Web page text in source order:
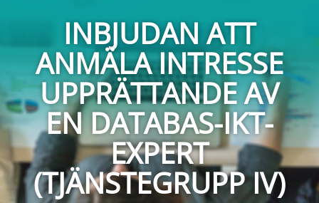
INBJUDAN ATT
ANMÄLA INTRESSE
UPPRÄTTANDE AV
EN DATABAS-IKT-
EXPERT
(TJÄNSTEGRUPP IV)